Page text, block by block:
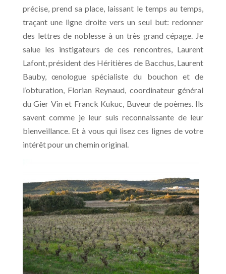
précise, prend sa place, laissant le temps au temps,
traçant une ligne droite vers un seul but: redonner
des lettres de noblesse à un très grand cépage. Je
salue les instigateurs de ces rencontres, Laurent
Lafont, président des Héritières de Bacchus, Laurent
Bauby, œnologue spécialiste du bouchon et de
l’obturation, Florian Reynaud, coordinateur général
du Gier Vin et Franck Kukuc, Buveur de poèmes. Ils
savent comme je leur suis reconnaissante de leur
bienveillance. Et à vous qui lisez ces lignes de votre
intérêt pour un chemin original.